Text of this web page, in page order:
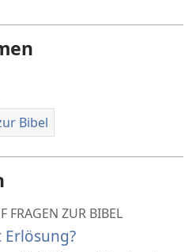
Bibel
FRAGEN ZUR BIBEL